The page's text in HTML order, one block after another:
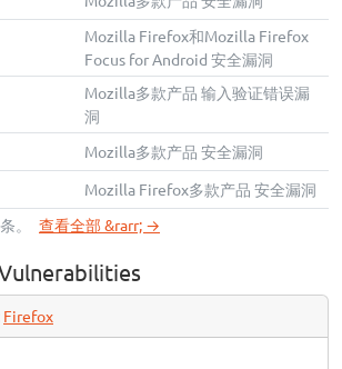
Mozilla Firefox和Mozilla Firefox
Focus for Android 安全漏洞
Mozilla多款产品 输入验证错误漏
洞
Mozilla多款产品 安全漏洞
Mozilla Firefox多款产品 安全漏洞
。
查看全部 &rarr; →
Firefox